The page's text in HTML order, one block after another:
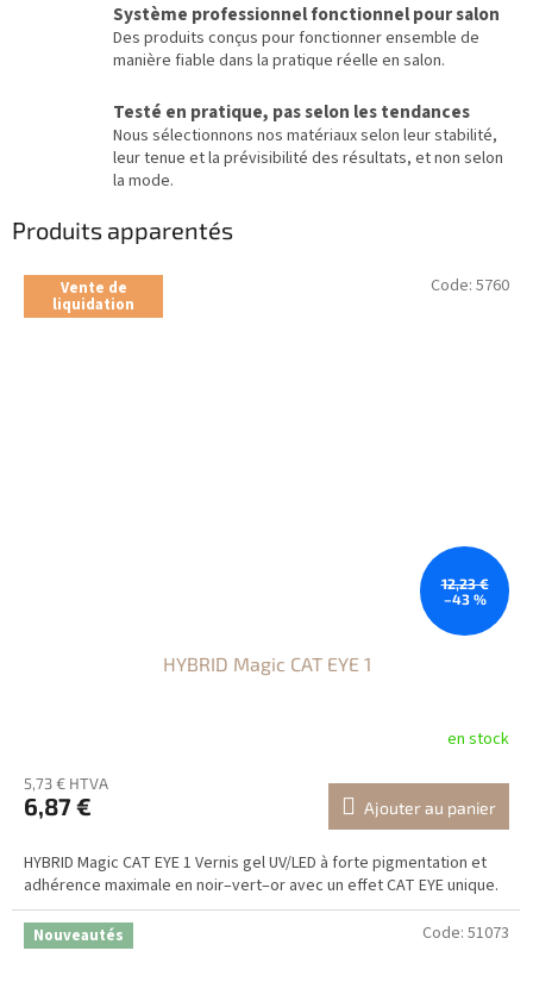
Système professionnel fonctionnel pour salon
Des produits conçus pour fonctionner ensemble de
manière fiable dans la pratique réelle en salon.
Testé en pratique, pas selon les tendances
Nous sélectionnons nos matériaux selon leur stabilité,
leur tenue et la prévisibilité des résultats, et non selon
la mode.
Produits apparentés
Vente de
liquidation
12,23 €
–43 %
HYBRID Magic CAT EYE 1
en stock
5,73 € HTVA
6,87 € Ajouter au panier
HYBRID Magic CAT EYE 1 Vernis gel UV/LED à forte pigmentation et
adhérence maximale en noir–vert–or avec un effet CAT EYE unique.
Code: 5760
Nouveautés Code: 51073